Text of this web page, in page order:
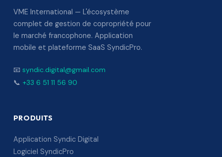
VME International — L'écosystème
complet de gestion de copropriété pour
le marché francophone. Application
mobile et plateforme SaaS SyndicPro.
📧 syndic.digital@gmail.com
📞 +33 6 51 11 56 90
PRODUITS
Application Syndic Digital
Logiciel SyndicPro